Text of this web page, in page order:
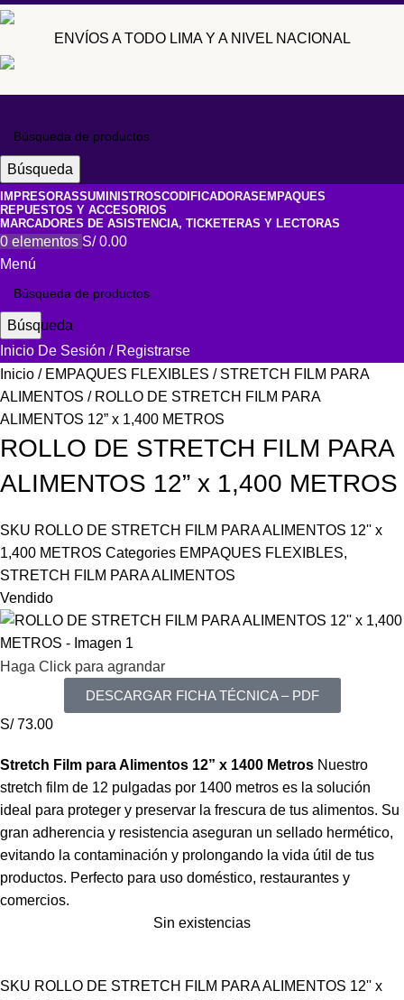
ENVÍOS A TODO LIMA Y A NIVEL NACIONAL
Búsqueda
IMPRESORASSUMINISTROSCODIFICADORAS EMPAQUES
REPUESTOS Y ACCESORIOS
MARCADORES DE ASISTENCIA, TICKETERAS Y LECTORAS
0 elementos S/0.00
Menú
Búsqueda
Inicio De Sesión / Registrarse
Inicio
EMPAQUES FLEXIBLES
STRETCH FILM PARA
ALIMENTOS
ROLLO DE STRETCH FILM PARA
ALIMENTOS 12” x 1,400 METROS
ROLLO DE STRETCH FILM PARA
ALIMENTOS 12” x 1,400 METROS
SKU ROLLO DE STRETCH FILM PARA ALIMENTOS 12'' x
1,400 METROS Categories EMPAQUES FLEXIBLES,
STRETCH FILM PARA ALIMENTOS
Vendido
Haga Click para agrandar
DESCARGAR FICHA TÉCNICA – PDF
S/73.00
Stretch Film para Alimentos 12” x 1400 Metros Nuestro
stretch film de 12 pulgadas por 1400 metros es la solución
ideal para proteger y preservar la frescura de tus alimentos. Su
gran adherencia y resistencia aseguran un sellado hermético,
evitando la contaminación y prolongando la vida útil de tus
productos. Perfecto para uso doméstico, restaurantes y
comercios.
Sin existencias
SKU ROLLO DE STRETCH FILM PARA ALIMENTOS 12'' x